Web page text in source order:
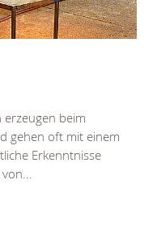
beim
gehen oft mit einem
Erkenntnisse